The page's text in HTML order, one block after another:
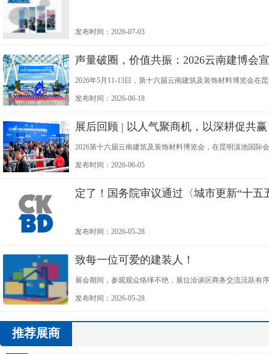
发布时间：2026-07-03
声量破圈，价值共振：2026云南建博会
2026年5月11-13日，第十六届云南建筑及装饰材料博览会在
展"为主题，展览规模5万平方米，汇聚1000余家品牌及
发布时间：2026-06-18
展后回顾 | 以人气聚商机，以深耕促共赢
2026第十六届云南建筑及装饰材料博览会，在昆明滇池国
本次展会吸引了大批行业从业者到场参与，以稳定的专业人
发布时间：2026-06-05
定了！国务院审议通过〈城市更新“十
发布时间：2026-05-28
致每一位可爱的建装人！
展会期间，参观观众络绎不绝，展位洽谈区商务交流活跃有
各参方的鼎力支持与共同付出。
发布时间：2026-05-28
推荐展商